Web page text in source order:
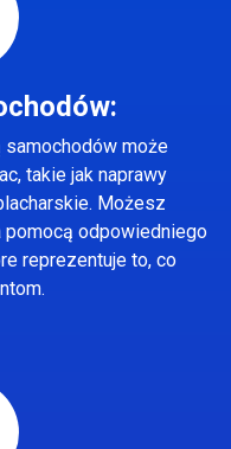
samochodów może
takie jak naprawy
Możesz
odpowiedniego
reprezentuje to, co